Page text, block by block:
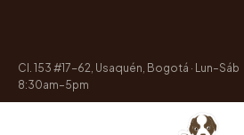
Cl. 153 #17-62, Usaquén, Bogotá · Lun–Sáb
8:30am–5pm